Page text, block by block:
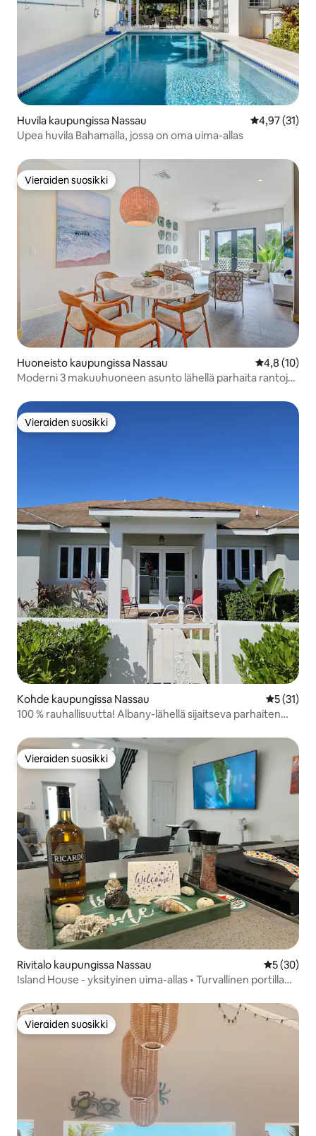
Huvila kaupungissa Nassau
4,97 (31)
Upea huvila Bahamalla, jossa on oma uima-allas
Vieraiden suosikki
Vieraiden suosikki
Huoneisto kaupungissa Nassau
4,8 (10)
Moderni 3 makuuhuoneen asunto lähellä parhaita rantoja |
Vieraiden suosikki
Vieraiden suosikki
Kohde kaupungissa Nassau
5 (31)
100 % rauhallisuutta! Albany-lähellä sijaitseva parhaiten
Vieraiden suosikki
Vieraiden suosikki
Rivitalo kaupungissa Nassau
5 (30)
Island House - yksityinen uima-allas • Turvallinen portilla
Vieraiden suosikki
Vieraiden suosikki